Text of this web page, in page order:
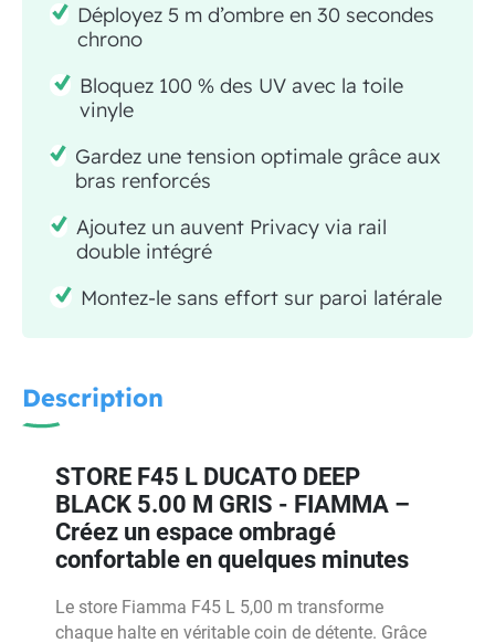
Déployez 5 m d’ombre en 30 secondes
chrono
Bloquez 100 % des UV avec la toile
vinyle
Gardez une tension optimale grâce aux
bras renforcés
Ajoutez un auvent Privacy via rail
double intégré
Montez-le sans effort sur paroi latérale
Description
STORE F45 L DUCATO DEEP
BLACK 5.00 M GRIS - FIAMMA –
Créez un espace ombragé
confortable en quelques minutes
Le store Fiamma F45 L 5,00 m transforme
chaque halte en véritable coin de détente. Grâce